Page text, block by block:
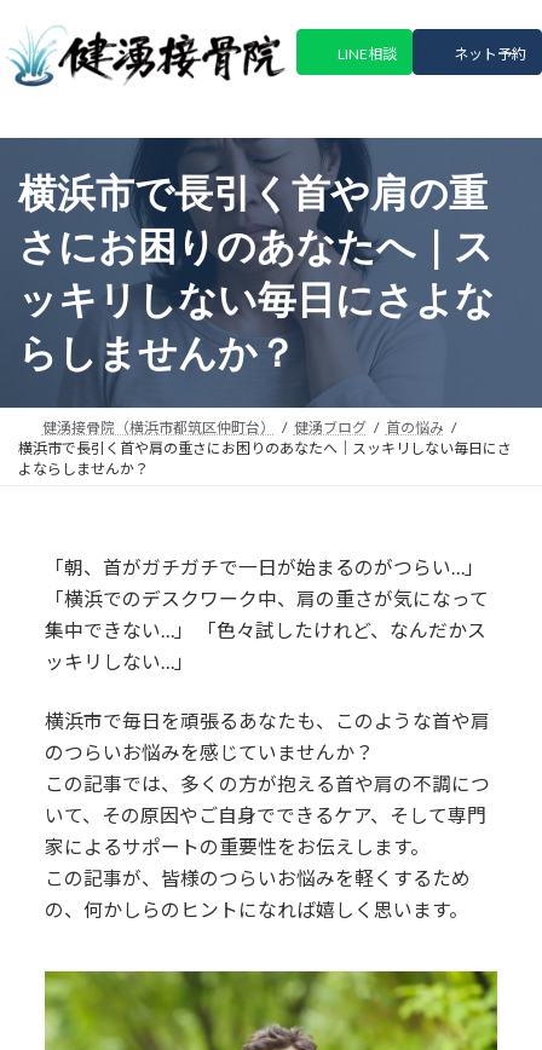
テ
ゲ
LINE相談 ネット予約
横浜市で長引く首や肩の重
さにお困りのあなたへ｜ス
ッキリしない毎日にさよな
らしませんか？
健湧接骨院（横浜市都筑区仲町台） 健湧ブログ
首の悩み
横浜市で長引く首や肩の重さにお困りのあなたへ｜スッキリしない毎日にさ
よならしませんか？
「朝、首がガチガチで一日が始まるのがつらい…」
「横浜でのデスクワーク中、肩の重さが気になって
集中できない…」 「色々試したけれど、なんだかス
ッキリしない…」
横浜市で毎日を頑張るあなたも、このような首や肩
のつらいお悩みを感じていませんか？
この記事では、多くの方が抱える首や肩の不調につ
いて、その原因やご自身でできるケア、そして専門
家によるサポートの重要性をお伝えします。
この記事が、皆様のつらいお悩みを軽くするため
の、何かしらのヒントになれば嬉しく思います。